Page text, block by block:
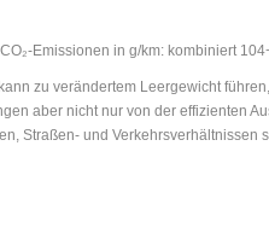
Emissionen in g/km: kombiniert
zu verändertem Leergewicht
aber nicht nur von der effizienten
Straßen- und